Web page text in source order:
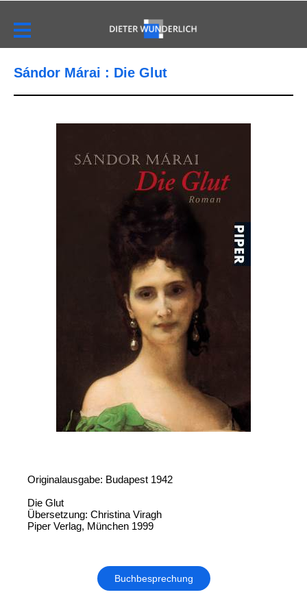
Sándor Márai : Die Glut
Originalausgabe: Budapest 1942
Die Glut
Übersetzung: Christina Viragh
Piper Verlag, München 1999
Buchbesprechung